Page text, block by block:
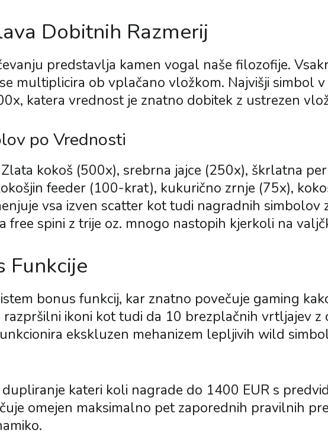
Dobitnih Razmerij
predstavlja kamen vogal naše filozofije.
multiplicira ob vplačano vložkom. Najvišji simbol
katera vrednost je znatno dobitek z ustrezen
po Vrednosti
Zlata kokoš (500x), srebrna jajce (250x), škrlatna
feeder (100-krat), kukurično zrnje (75x),
vsa izven scatter kot tudi nagradnih simbolov
free spini z trije oz. mnogo nastopih kjerkoli na
Funkcije
bonus funkcij, kar znatno povečuje gaming
ikoni kot tudi da 10 brezplačnih vrtljajev z
ekskluzen mehanizem lepljivih wild
kateri koli nagrade do 1400 EUR s
omejen maksimalno pet zaporednih pravilnih